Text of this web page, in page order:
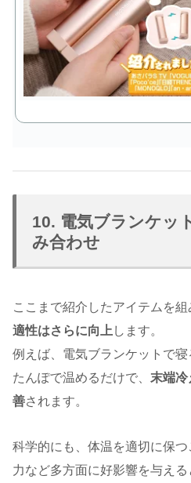
10. 電気ブランケッ
み合わせ
ここまで紹介したアイテムを組
適性はさらに向上 します。
例えば、電気ブランケットで
たんぽで温めるだけで、 末端
善されます。
科学的にも、体温を適切に保
力など多方面に好影響を与える